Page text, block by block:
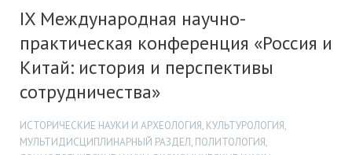
IX Международная научно-
практическая конференция «Россия и
Китай: история и перспективы
сотрудничества»
ИСТОРИЧЕСКИЕ НАУКИ И АРХЕОЛОГИЯ, КУЛЬТУРОЛОГИЯ,
МУЛЬТИДИСЦИПЛИНАРНЫЙ РАЗДЕЛ, ПОЛИТОЛОГИЯ,